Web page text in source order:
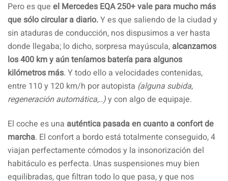
Pero es que el Mercedes EQA 250+ vale para mucho más
que sólo circular a diario.Y es que saliendo de la ciudad y
sin ataduras de conducción, nos dispusimos a ver hasta
donde llegaba; lo dicho, sorpresa mayúscula, alcanzamos
los 400 km y aún teníamos batería para algunos
kilómetros más. Y todo ello a velocidades contenidas,
entre 110 y 120 km/h por autopista (alguna subida,
regeneración automática,..)y con algo de equipaje.
El coche es una auténtica pasada en cuanto a confort de
marcha. El confort a bordo está totalmente conseguido, 4
viajan perfectamente cómodos y la insonorización del
habitáculo es perfecta. Unas suspensiones muy bien
equilibradas, que filtran todo lo que pasa, y que nos